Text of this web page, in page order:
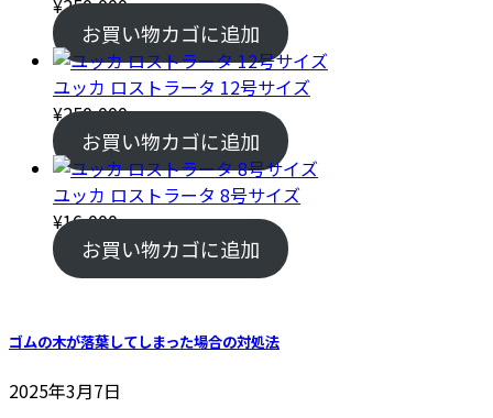
¥250,000
お買い物カゴに追加
ユッカ ロストラータ 12号サイズ
¥250,000
お買い物カゴに追加
ユッカ ロストラータ 8号サイズ
¥16,000
お買い物カゴに追加
ゴムの木が落葉してしまった場合の対処法
2025年3月7日